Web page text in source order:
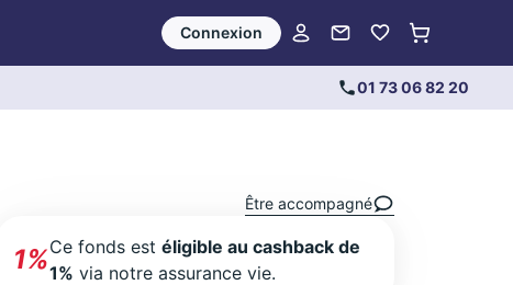
Connexion
01 73 06 82 20
Être accompagné
1%Ce fonds estéligible au cashback de
1% via notre assurance vie.